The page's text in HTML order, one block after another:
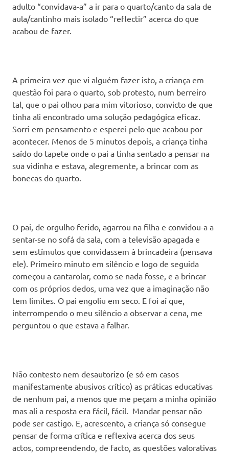
adulto “convidava-a” a ir para o quarto/canto da sala de
aula/cantinho mais isolado “reflectir” acerca do que
acabou de fazer.
A primeira vez que vi alguém fazer isto, a criança em
questão foi para o quarto, sob protesto, num berreiro
tal, que o pai olhou para mim vitorioso, convicto de que
tinha ali encontrado uma solução pedagógica eficaz.
Sorri em pensamento e esperei pelo que acabou por
acontecer. Menos de 5 minutos depois, a criança tinha
saído do tapete onde o pai a tinha sentado a pensar na
sua vidinha e estava, alegremente, a brincar com as
bonecas do quarto.
O pai, de orgulho ferido, agarrou na filha e convidou-a a
sentar-se no sofá da sala, com a televisão apagada e
sem estímulos que convidassem à brincadeira (pensava
ele). Primeiro minuto em silêncio e logo de seguida
começou a cantarolar, como se nada fosse, e a brincar
com os próprios dedos, uma vez que a imaginação não
tem limites. O pai engoliu em seco. E foi aí que,
interrompendo o meu silêncio a observar a cena, me
perguntou o que estava a falhar.
Não contesto nem desautorizo (e só em casos
manifestamente abusivos crítico) as práticas educativas
de nenhum pai, a menos que me peçam a minha opinião
mas ali a resposta era fácil, fácil. Mandar pensar não
pode ser castigo. E, acrescento, a criança só consegue
pensar de forma crítica e reflexiva acerca dos seus
actos, compreendendo, de facto, as questões valorativas